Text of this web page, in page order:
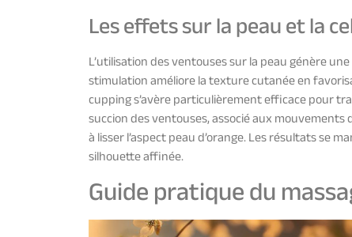
Les effets sur la peau et la
L’utilisation des ventouses sur la peau génère
stimulation améliore la texture cutanée en
cupping s’avère particulièrement efficace pour
succion des ventouses, associé aux
à lisser l’aspect peau d’orange. Les résultats se
silhouette affinée.
Guide pratique du